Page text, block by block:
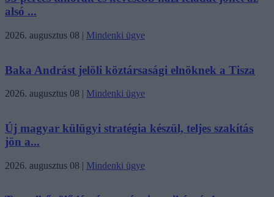
alsó ...
2026. augusztus 08 | Mindenki ügye
Baka Andrást jelöli köztársasági elnöknek a Tisza
2026. augusztus 08 | Mindenki ügye
Új magyar külügyi stratégia készül, teljes szakítás
jön a...
2026. augusztus 08 | Mindenki ügye